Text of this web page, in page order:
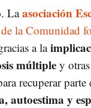
. Laasociación
la Comunidad
a la
múltipley otras
recuperar parte
autoestima y